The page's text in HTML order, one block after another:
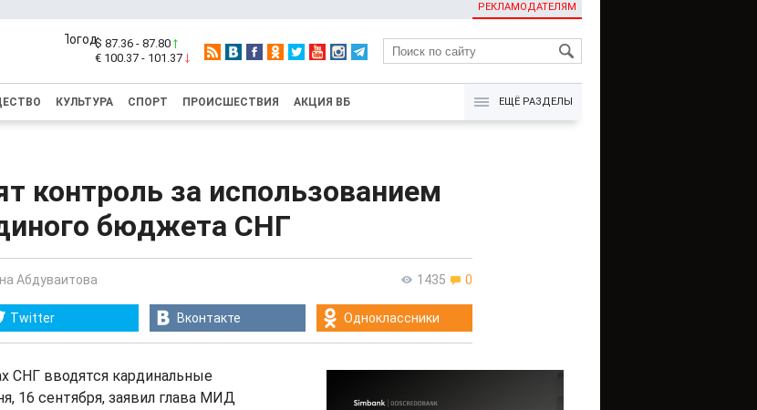
РЕКЛАМОДАТЕЛЯМ
KG
$ 87.36 - 87.80
€ 100.37 - 101.37
КУЛЬТУРА СПОРТ ПРОИСШЕСТВИЯ АКЦИЯ ВБ ЕЩЁ РАЗДЕЛЫ
контроль за использованием
бюджета СНГ
1435 0
Абдуваитова
Twitter Вконтакте Одноклассники
СНГ вводятся кардинальные
16 сентября, заявил глава МИД